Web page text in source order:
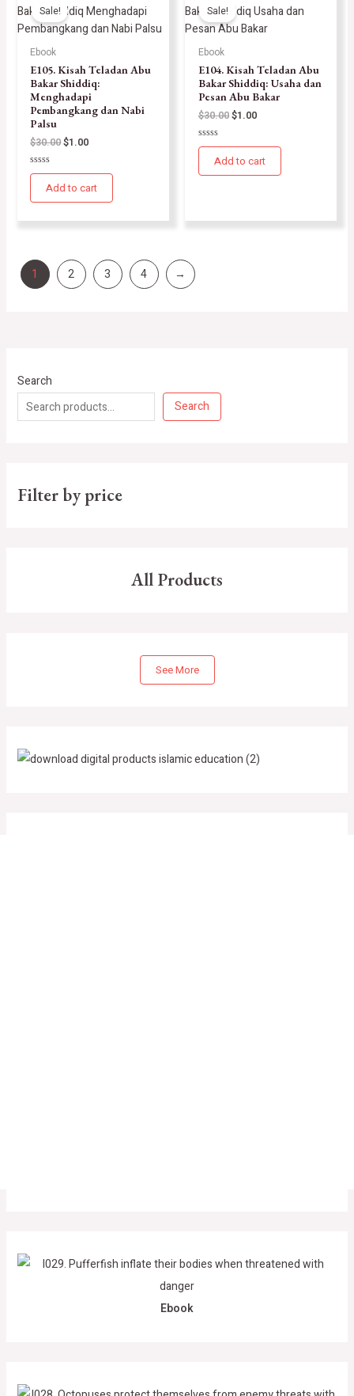
Sale!
Ebook
E105. Kisah Teladan Abu
Bakar Shiddiq:
Menghadapi
Pembangkang dan Nabi
Palsu
$30.00$1.00
Rated
of
Add to cart
Sale!
Ebook
E104. Kisah Teladan Abu
Bakar Shiddiq: Usaha dan
Pesan Abu Bakar
$30.00$1.00
Rated
of
Add to cart
1 2 3 4 →
Search
Search
Filter by price
All Products
See More
Ebook